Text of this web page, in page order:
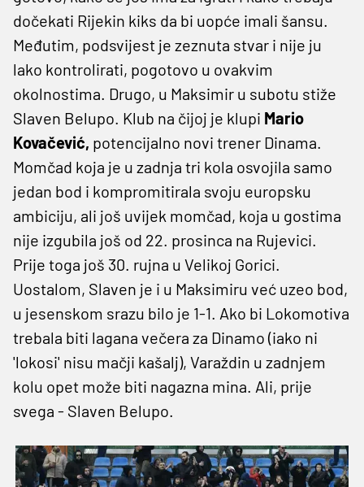
dočekati Rijekin kiks da bi uopće imali šansu.
Međutim, podsvijest je zeznuta stvar i nije ju
lako kontrolirati, pogotovo u ovakvim
okolnostima. Drugo, u Maksimir u subotu stiže
Slaven Belupo. Klub na čijoj je klupi Mario
Kovačević, potencijalno novi trener Dinama.
Momčad koja je u zadnja tri kola osvojila samo
jedan bod i kompromitirala svoju europsku
ambiciju, ali još uvijek momčad, koja u gostima
nije izgubila još od 22. prosinca na Rujevici.
Prije toga još 30. rujna u Velikoj Gorici.
Uostalom, Slaven je i u Maksimiru već uzeo bod,
u jesenskom srazu bilo je 1-1. Ako bi Lokomotiva
trebala biti lagana večera za Dinamo (iako ni
'lokosi' nisu mačji kašalj), Varaždin u zadnjem
kolu opet može biti nagazna mina. Ali, prije
svega - Slaven Belupo.